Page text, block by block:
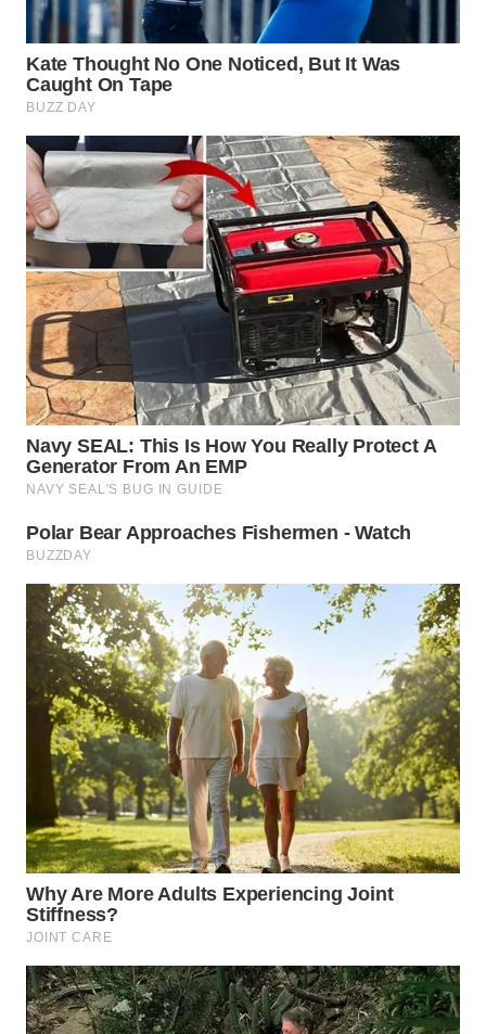
WN
CIREBON
WN
WN
KUNINGAN
WN
MAJALENGKA
WN
SUBANG
WN
SUKABUMI
WN
PURWAKARTA
WN
PRIANGAN
TIMUR
WN
SEMARANG
WN
SOLO
WN
BOROBUDUR
WN
MADURA
WN
SURABAYA